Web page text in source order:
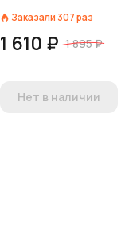
Заказали 307раз
1 610 ₽ 1 895 ₽
Нет в наличии